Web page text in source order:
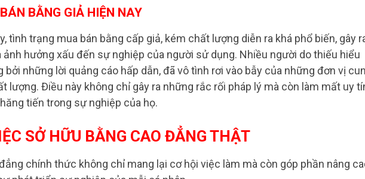
BẰNG GIẢ HIỆN NAY
tình trạng mua bán bằng cấp giả, kém chất lượng diễn ra khá phổ biến, gây
ảnh hưởng xấu đến sự nghiệp của người sử dụng. Nhiều người do thiếu hiểu
bởi những lời quảng cáo hấp dẫn, đã vô tình rơi vào bẫy của những đơn vị
lượng. Điều này không chỉ gây ra những rắc rối pháp lý mà còn làm mất uy
tiến trong sự nghiệp của họ.
SỞ HỮU BẰNG CAO ĐẲNG THẬT
chính thức không chỉ mang lại cơ hội việc làm mà còn góp phần nâng